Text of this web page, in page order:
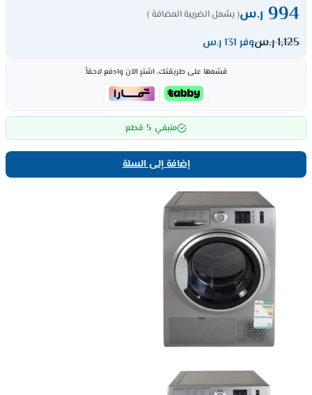
994 ر.س( يشمل الضريبة المضافة )
1,125ر.سوفر 131 ر.س
قسّمها على طريقتك، اشترِ الآن وادفع لاحقاً
متبقي 5 قطع
إضافة إلى السلة